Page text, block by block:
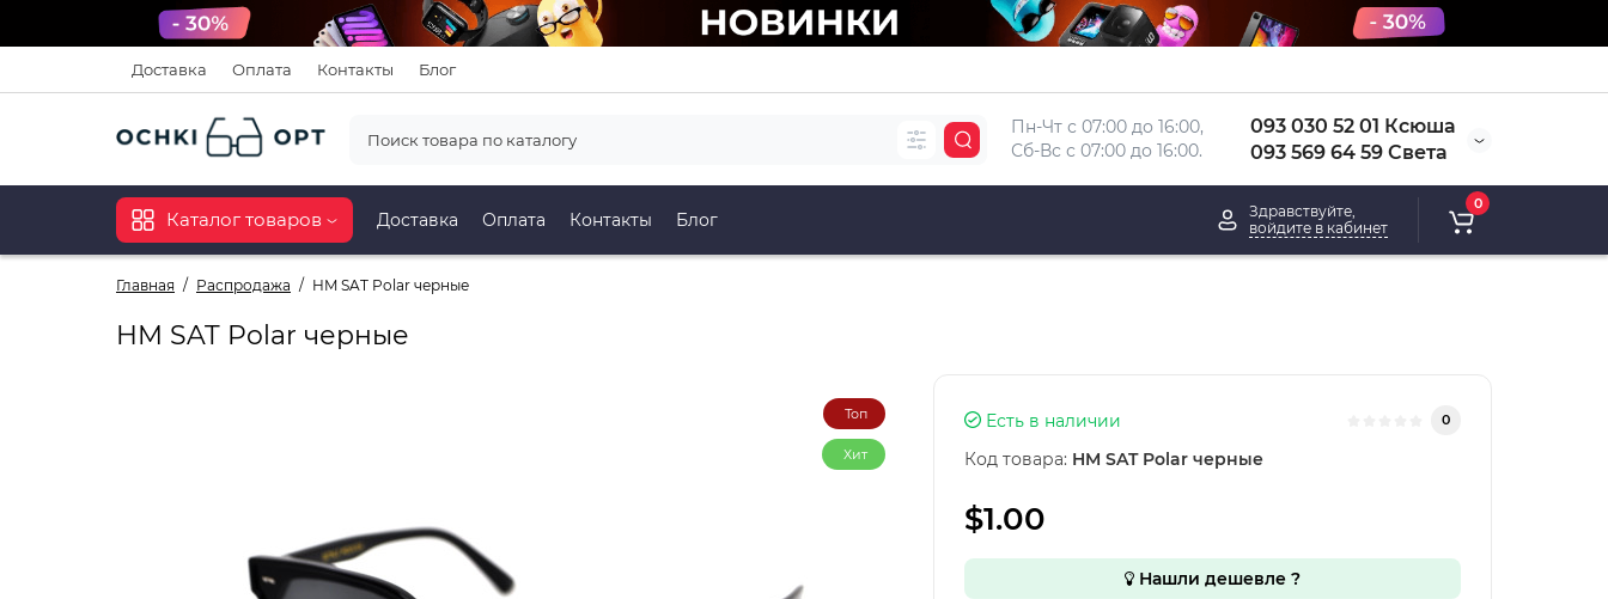
Доставка Оплата Контакты Блог
Пн-Чт с 07:00 до 16:00,
Сб-Вс с 07:00 до 16:00.
093 030 52 01 Ксюша
093 569 64 59 Света
Каталог товаров Доставка Оплата Контакты Блог
Здравствуйте,
войдите в кабинет
0
Главная Распродажа HM SAT Polar черные
HM SAT Polar черные
Топ
Хит
Есть в наличии 0
Код товара: HM SAT Polar черные
$1.00
Нашли дешевле ?